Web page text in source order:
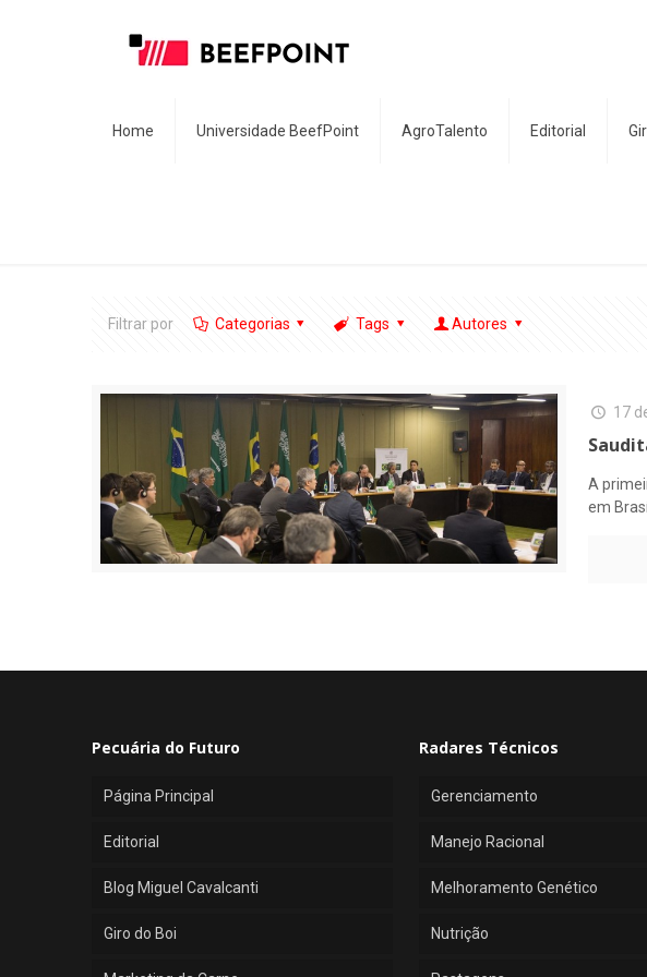
Home Universidade BeefPoint AgroTalento Editorial
Filtrar por Categorias Tags Autores
17
A
em
Pecuária do Futuro
Página Principal
Editorial
Blog Miguel Cavalcanti
Giro do Boi
Radares Técnicos
Gerenciamento
Manejo Racional
Melhoramento Genético
Nutrição